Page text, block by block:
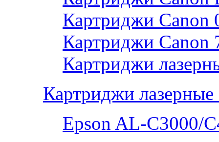
Картриджи Canon
Картриджи Canon
Картриджи
Картриджи лазерные
Epson AL-С3000/